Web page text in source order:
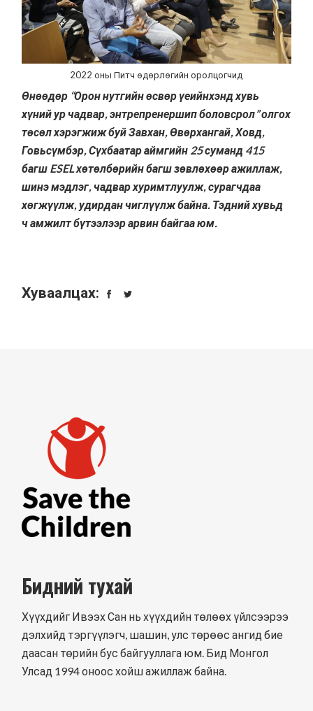
2022 оны Питч өдөрлөгийн оролцогчид
Өнөөдөр “Орон нутгийн өсвөр үеийнхэнд хувь
хүний ур чадвар, энтрепренершип боловсрол” олгох
төсөлхэрэгжиж буй Завхан, Өвөрхангай, Ховд,
Говьсүмбэр, Сүхбаатар аймгийн 25 суманд 415
багш ESEL хөтөлбөрийн багш зөвлөхөөр ажиллаж,
шинэ мэдлэг, чадвар хуримтлуулж, сурагчдаа
хөгжүүлж, удирдан чиглүүлж байна. Тэдний хувьд
ч амжилт бүтээлээр арвин байгаа юм.
Хуваалцах:
Бидний тухай
Хүүхдийг Ивээх Сан нь хүүхдийн төлөөх үйлсээрээ
дэлхийд тэргүүлэгч, шашин, улс төрөөс ангид бие
даасан төрийн бус байгууллага юм. Бид Монгол
Улсад 1994 оноос хойш ажиллаж байна.